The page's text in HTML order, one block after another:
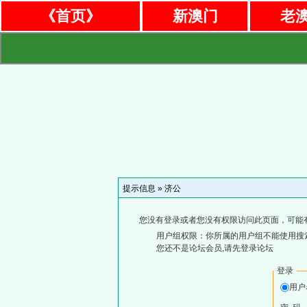
《首页》 新澳门 老
提示信息 » 济公
您没有登录或者您没有权限访问此页面，可能
用户组权限：你所属的用户组不能使用搜
您还不是论坛会员,请先登录论坛
登录
用